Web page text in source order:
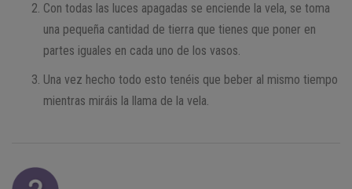
Con todas las luces apagadas se enciende la vela, se toma
una pequeña cantidad de tierra que tienes que poner en
partes iguales en cada uno de los vasos.
Una vez hecho todo esto tenéis que beber al mismo tiempo
mientras miráis la llama de la vela.